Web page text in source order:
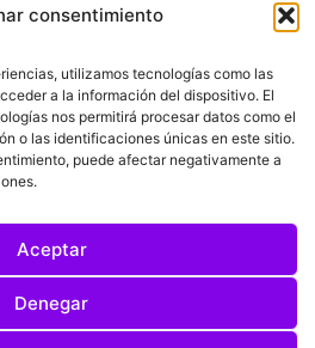
consentimiento
utilizamos tecnologías como las
a la información del dispositivo. El
nos permitirá procesar datos como el
o las identificaciones únicas en este sitio.
puede afectar negativamente a
Aceptar
Denegar